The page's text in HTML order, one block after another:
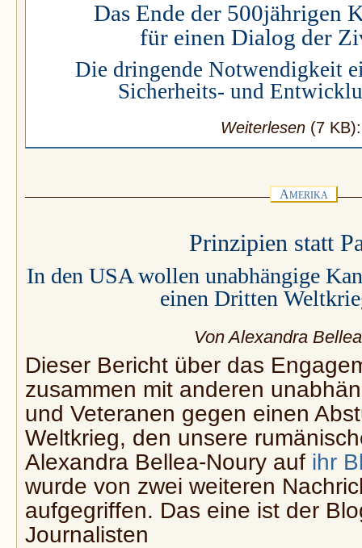
Das Ende der 500jährigen
für einen Dialog der
Die dringende Notwendigkeit
Sicherheits- und
Weiterlesen (7
AMERIKA
Prinzipien statt
In den USA wollen unabhängige
einen Dritten
Von Alexandra
Dieser Bericht über das
zusammen mit anderen
und Veteranen gegen einen
Weltkrieg, den unsere
Alexandra Bellea-Noury auf ihr
wurde von zwei weiteren
aufgegriffen. Das eine ist der
Journalisten